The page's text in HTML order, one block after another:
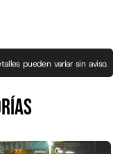
pueden variar sin aviso.
al carrito